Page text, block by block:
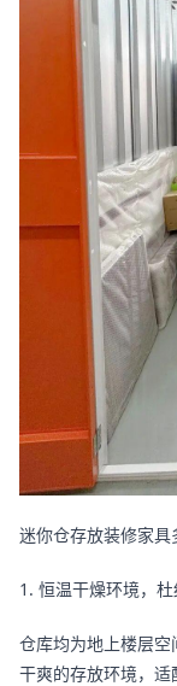
迷你仓存放装修家具
1. 恒温干燥环境，
仓库均为地上楼层
干爽的存放环境，